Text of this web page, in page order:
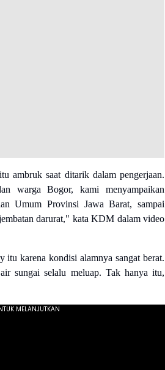
ambruk saat ditarik dalam pengerjaan.
warga Bogor, kami menyampaikan
Umum Provinsi Jawa Barat, sampai
darurat," kata KDM dalam video
karena kondisi alamnya sangat berat.
sungai selalu meluap. Tak hanya itu,